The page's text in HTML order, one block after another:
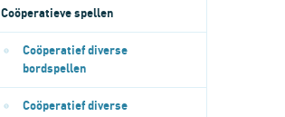
Coöperatieve spellen
Coöperatief diverse
bordspellen
Coöperatief diverse